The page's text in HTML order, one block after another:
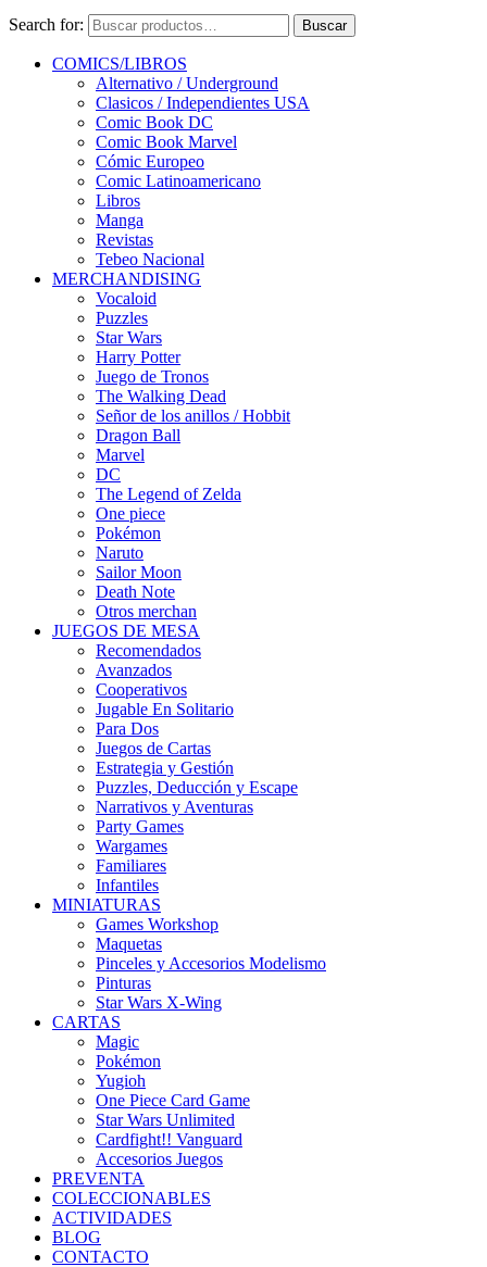
Search for: Buscar
COMICS/LIBROS
Alternativo / Underground
Clasicos / Independientes USA
Comic Book DC
Comic Book Marvel
Cómic Europeo
Comic Latinoamericano
Libros
Manga
Revistas
Tebeo Nacional
MERCHANDISING
Vocaloid
Puzzles
Star Wars
Harry Potter
Juego de Tronos
The Walking Dead
Señor de los anillos / Hobbit
Dragon Ball
Marvel
DC
The Legend of Zelda
One piece
Pokémon
Naruto
Sailor Moon
Death Note
Otros merchan
JUEGOS DE MESA
Recomendados
Avanzados
Cooperativos
Jugable En Solitario
Para Dos
Juegos de Cartas
Estrategia y Gestión
Puzzles, Deducción y Escape
Narrativos y Aventuras
Party Games
Wargames
Familiares
Infantiles
MINIATURAS
Games Workshop
Maquetas
Pinceles y Accesorios Modelismo
Pinturas
Star Wars X-Wing
CARTAS
Magic
Pokémon
Yugioh
One Piece Card Game
Star Wars Unlimited
Cardfight!! Vanguard
Accesorios Juegos
PREVENTA
COLECCIONABLES
ACTIVIDADES
BLOG
CONTACTO